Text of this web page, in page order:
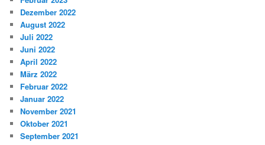
Dezember 2022
August 2022
Juli 2022
Juni 2022
April 2022
März 2022
Februar 2022
Januar 2022
November 2021
Oktober 2021
September 2021